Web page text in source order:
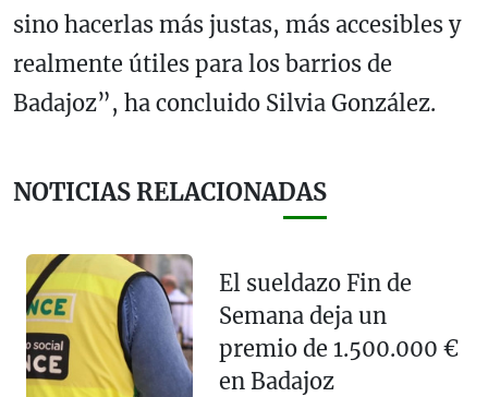
sino hacerlas más justas, más accesibles y
realmente útiles para los barrios de
Badajoz”, ha concluido Silvia González.
NOTICIAS RELACIONADAS
El sueldazo Fin de
Semana deja un
premio de 1.500.000 €
en Badajoz